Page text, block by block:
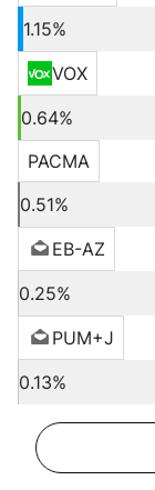
1.15%
VOX
0.64%
PACMA
0.51%
EB-AZ
0.25%
PUM+J
0.13%